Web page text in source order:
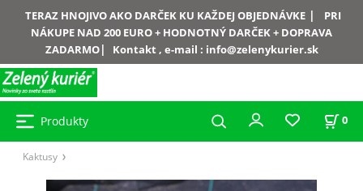
TERAZ HNOJIVO AKO DARČEK KU KAŽDEJ OBJEDNÁVKE|
PRI
NÁKUPE NAD 200 EURO + HODNOTNÝ DARČEK + DOPRAVA
ZADARMO| Kontakt , e-mail : info@zelenykurier.sk
Produkty 0
Kaktusy